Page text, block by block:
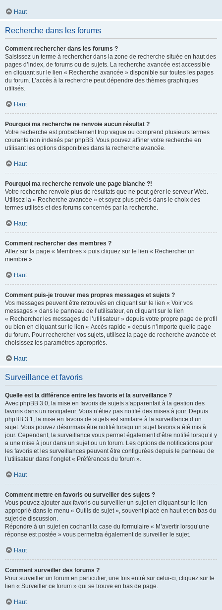
Haut
Recherche dans les forums
Comment rechercher dans les forums ?
Saisissez un terme à rechercher dans la zone de recherche située en haut des
pages d’index, de forums ou de sujets. La recherche avancée est accessible
en cliquant sur le lien « Recherche avancée » disponible sur toutes les pages
du forum. L’accès à la recherche peut dépendre des thèmes graphiques
utilisés.
Haut
Pourquoi ma recherche ne renvoie aucun résultat ?
Votre recherche est probablement trop vague ou comprend plusieurs termes
courants non indexés par phpBB. Vous pouvez affiner votre recherche en
utilisant les options disponibles dans la recherche avancée.
Haut
Pourquoi ma recherche renvoie une page blanche ?!
Votre recherche renvoie plus de résultats que ne peut gérer le serveur Web.
Utilisez la « Recherche avancée » et soyez plus précis dans le choix des
termes utilisés et des forums concernés par la recherche.
Haut
Comment rechercher des membres ?
Allez sur la page « Membres » puis cliquez sur le lien « Rechercher un
membre ».
Haut
Comment puis-je trouver mes propres messages et sujets ?
Vos messages peuvent être retrouvés en cliquant sur le lien « Voir vos
messages » dans le panneau de l’utilisateur, en cliquant sur le lien
« Rechercher les messages de l’utilisateur » depuis votre propre page de profil
ou bien en cliquant sur le lien « Accès rapide » depuis n’importe quelle page
du forum. Pour rechercher vos sujets, utilisez la page de recherche avancée et
choisissez les paramètres appropriés.
Haut
Surveillance et favoris
Quelle est la différence entre les favoris et la surveillance ?
Avec phpBB 3.0, la mise en favoris de sujets s’apparentait à la gestion des
favoris dans un navigateur. Vous n’étiez pas notifié des mises à jour. Depuis
phpBB 3.1, la mise en favoris de sujets est similaire à la surveillance d’un
sujet. Vous pouvez désormais être notifié lorsqu’un sujet favoris a été mis à
jour. Cependant, la surveillance vous permet également d’être notifié lorsqu’il y
a une mise à jour dans un sujet ou un forum. Les options de notifications pour
les favoris et les surveillances peuvent être configurées depuis le panneau de
l’utilisateur dans l’onglet « Préférences du forum ».
Haut
Comment mettre en favoris ou surveiller des sujets ?
Vous pouvez ajouter aux favoris ou surveiller un sujet en cliquant sur le lien
approprié dans le menu « Outils de sujet », souvent placé en haut et en bas du
sujet de discussion.
Répondre à un sujet en cochant la case du formulaire « M’avertir lorsqu’une
réponse est postée » vous permettra également de surveiller le sujet.
Haut
Comment surveiller des forums ?
Pour surveiller un forum en particulier, une fois entré sur celui-ci, cliquez sur le
lien « Surveiller ce forum » qui se trouve en bas de page.
Haut